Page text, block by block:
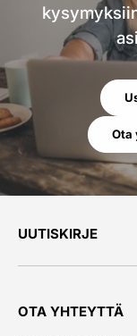
Ota
UUTISKIRJE
OTA YHTEYTTÄ